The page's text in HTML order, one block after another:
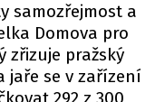
samozřejmost a
Domova pro
zřizuje pražský
jaře se v zařízení